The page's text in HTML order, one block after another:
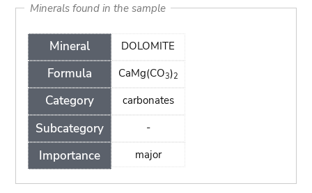
Minerals found in the sample
Mineral
Formula
Category
Subcategory
Importance
DOLOMITE
CaMg(CO3)2
carbonates
-
major